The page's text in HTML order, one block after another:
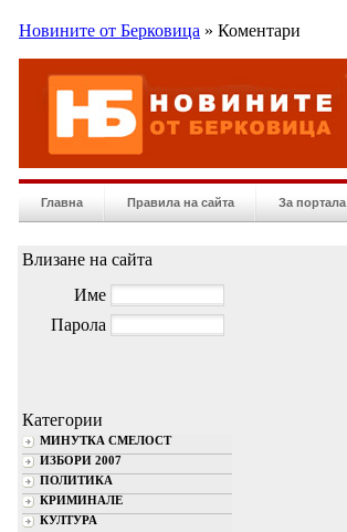
Новините от Берковица » Коментари
Главна Правила на сайта За портала
Влизане на сайта
Име
Парола
Категории
МИНУТКА СМЕЛОСТ
ИЗБОРИ 2007
ПОЛИТИКА
КРИМИНАЛЕ
КУЛТУРА